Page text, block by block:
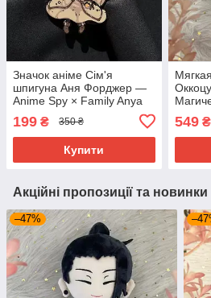
Значок аніме Сім'я
шпигуна Аня Форджер —
Anime Spy × Family Anya
199 ₴ 350 ₴
Купити
549₴
Акційні пропозиції та новинки
–47%